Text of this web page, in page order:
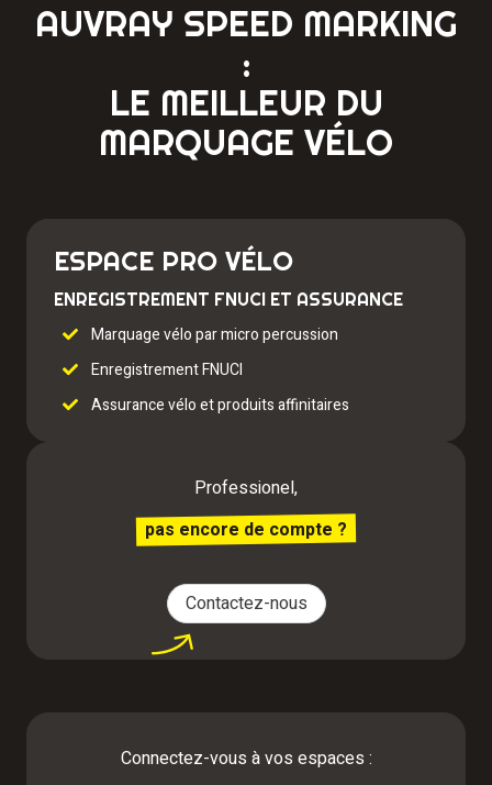
AUVRAY SPEED MARKING
:
LE MEILLEUR DU
MARQUAGE VÉLO
ESPACE PRO VÉLO
ENREGISTREMENT FNUCI ET ASSURANCE
Marquage vélo par micro percussion
Enregistrement FNUCI
Assurance vélo et produits affinitaires
Professionel,
pas encore de compte ?
Contactez-nous
Connectez-vous à vos espaces :